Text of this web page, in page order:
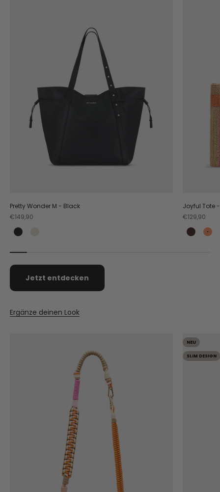
Pretty Wonder M - Black
Angebot
€149,90
Black
Joyful Tote
Angebot
€129,90
Coffee
Jetzt entdecken
Ergänze deinen Look
NEU
SLIM DESIGN